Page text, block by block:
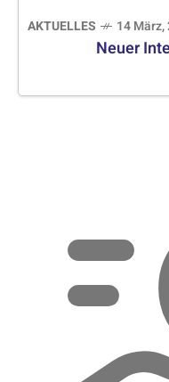
AKTUELLES 14 März,
Neuer